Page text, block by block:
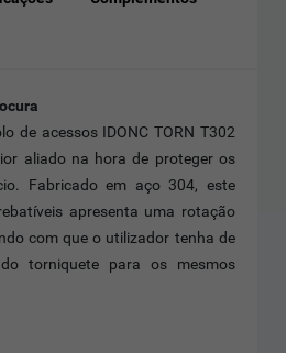
de acessos IDONC TORN T302
aliado na hora de proteger os
Fabricado em aço 304, este
apresenta uma rotação
com que o utilizador tenha de
torniquete para os mesmos